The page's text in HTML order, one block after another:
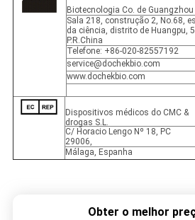
Biotecnologia Co. de Guangzhou
Sala 218, construção 2, No.68,
da ciência, distrito de Huangpu,
P.R.China
Telefone: +86-020-82557192
service@dochekbio.com
www.dochekbio.com
Dispositivos médicos do CMC &
drogas S.L.
C/ Horacio Lengo Nº 18, PC
29006,
Málaga, Espanha
Obter o melhor